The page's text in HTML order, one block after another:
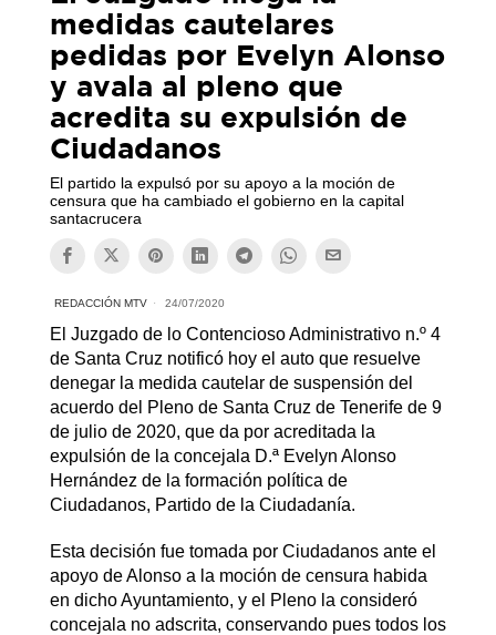
medidas cautelares
pedidas por Evelyn Alonso
y avala al pleno que
acredita su expulsión de
Ciudadanos
El partido la expulsó por su apoyo a la moción de
censura que ha cambiado el gobierno en la capital
santacrucera
REDACCIÓN MTV 24/07/2020
El Juzgado de lo Contencioso Administrativo n.º 4
de Santa Cruz notificó hoy el auto que resuelve
denegar la medida cautelar de suspensión del
acuerdo del Pleno de Santa Cruz de Tenerife de 9
de julio de 2020, que da por acreditada la
expulsión de la concejala D.ª Evelyn Alonso
Hernández de la formación política de
Ciudadanos, Partido de la Ciudadanía.
Esta decisión fue tomada por Ciudadanos ante el
apoyo de Alonso a la moción de censura habida
en dicho Ayuntamiento, y el Pleno la consideró
concejala no adscrita, conservando pues todos los